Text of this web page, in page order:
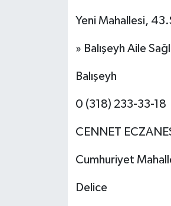
Yeni Mahallesi,
» Balışeyh Aile
Balışeyh
0 (318) 233-33-18
CENNET
Cumhuriyet
Delice